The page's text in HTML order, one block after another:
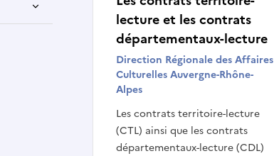
lecture et les contrats
départementaux-lecture
Direction Régionale des Affaires
Culturelles Auvergne-Rhône-
Alpes
Les contrats territoire-lecture
(CTL) ainsi que les contrats
départementaux-lecture (CDL)